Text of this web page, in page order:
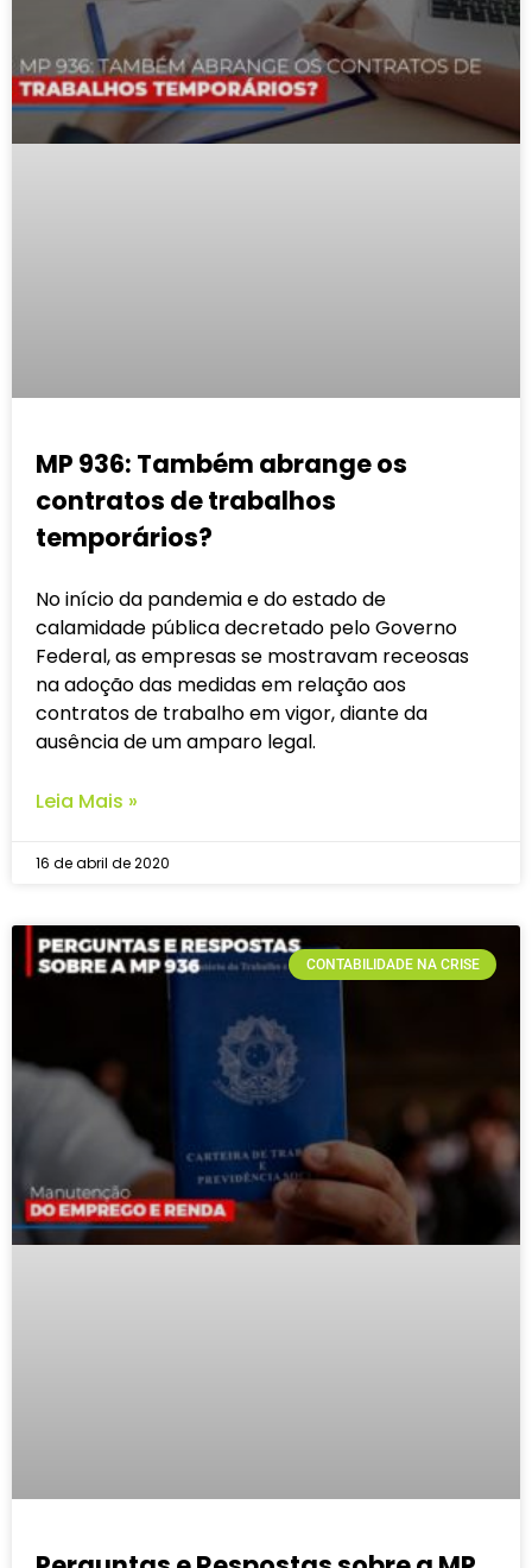
MP 936: Também abrange os
contratos de trabalhos
temporários?
No início da pandemia e do estado de
calamidade pública decretado pelo Governo
Federal, as empresas se mostravam receosas
na adoção das medidas em relação aos
contratos de trabalho em vigor, diante da
ausência de um amparo legal.
Leia Mais »
16 de abril de 2020
CONTABILIDADE NA CRISE